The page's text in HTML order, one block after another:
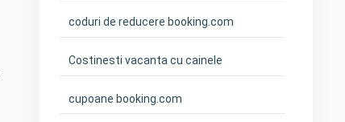
coduri de reducere booking.com
Costinesti vacanta cu cainele
cupoane booking.com